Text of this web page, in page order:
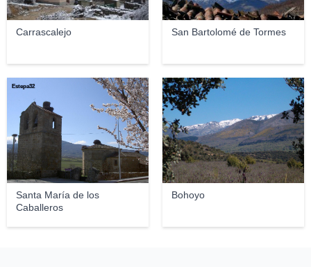
Carrascalejo San Bartolomé de Tormes
Santa María de los
Caballeros
Estepa32
Bohoyo
I_quin